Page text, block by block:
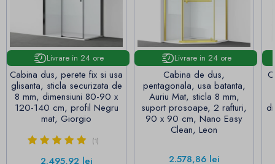
Livrare in 24 ore
Cabina dus, perete fix si usa
glisanta, sticla securizata de
8 mm, dimensiuni 80-90 x
120-140 cm, profil Negru
mat, Giorgio
(1)
Pret
2.495,92 lei
Livrare in 24 ore
Cabina de dus,
pentagonala, usa batanta,
Auriu Mat, sticla 8 mm,
suport prosoape, 2 rafturi,
90 x 90 cm, Nano Easy
Clean, Leon
Pret
2.578,86 lei